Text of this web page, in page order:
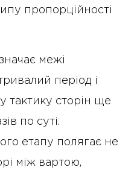
пропорційності
межі
період і
тактику сторін ще
по суті.
етапу полягає не
між вартою,